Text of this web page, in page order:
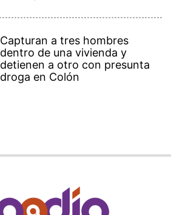
Capturan a tres hombres
dentro de una vivienda y
detienen a otro con presunta
droga en Colón